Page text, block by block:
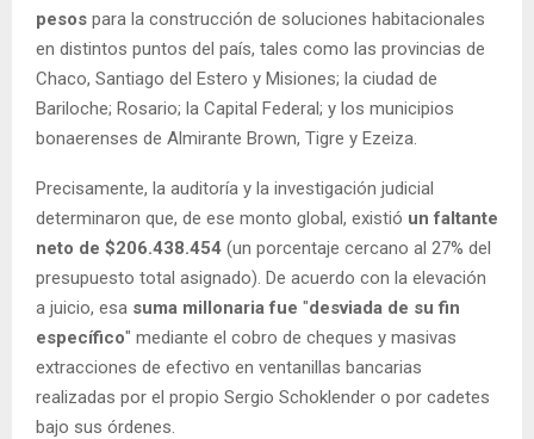
pesos para la construcción de soluciones habitacionales
en distintos puntos del país, tales como las provincias de
Chaco, Santiago del Estero y Misiones; la ciudad de
Bariloche; Rosario; la Capital Federal; y los municipios
bonaerenses de Almirante Brown, Tigre y Ezeiza.
Precisamente, la auditoría y la investigación judicial
determinaron que, de ese monto global, existió un faltante
neto de $206.438.454 (un porcentaje cercano al 27% del
presupuesto total asignado). De acuerdo con la elevación
a juicio, esa suma millonaria fue "desviada de su fin
específico" mediante el cobro de cheques y masivas
extracciones de efectivo en ventanillas bancarias
realizadas por el propio Sergio Schoklender o por cadetes
bajo sus órdenes.